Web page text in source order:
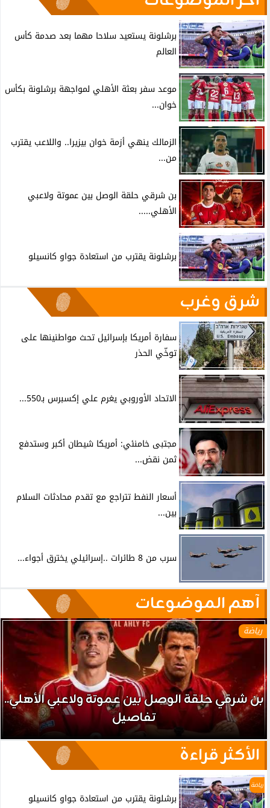
برشلونة يستعيد سلاحا مهما بعد صدمة كأس
العالم
موعد سفر بعثة الأهلي لمواجهة برشلونة بكأس
خوان...
الزمالك ينهي أزمة خوان بيزيرا.. واللاعب يقترب
من...
بن شرقي حلقة الوصل بين عموتة ولاعبي
الأهلي.....
برشلونة يقترب من استعادة جواو كانسيلو
شرق وغرب
سفارة أمريكا بإسرائيل تحث مواطنينها على
توخّي الحذر
الاتحاد الأوروبي يغرم علي إكسبرس بـ550...
مجتبى خامنئي: أمريكا شيطان أكبر وستدفع
ثمن نقض...
أسعار النفط تتراجع مع تقدم محادثات السلام
بين...
سرب من 8 طائرات ..إسرائيلي يخترق أجواء...
آهم الموضوعات
رياضة
بن شرقي حلقة الوصل بين عموتة ولاعبي الأهلي..
تفاصيل
الأكثر قراءة
رياضة
برشلونة يقترب من استعادة جواو كانسيلو